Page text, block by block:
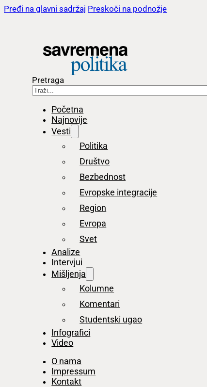
Pređi na glavni sadržaj Preskoči na podnožje
Pretraga
Početna
Najnovije
Vesti
Politika
Društvo
Bezbednost
Evropske integracije
Region
Evropa
Svet
Analize
Intervjui
Mišljenja
Kolumne
Komentari
Studentski ugao
Infografici
Video
O nama
Impressum
Kontakt